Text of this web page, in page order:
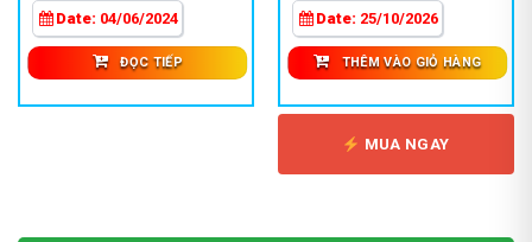
170,000 ₫.
Date: 04/06/2024
ĐỌC TIẾP
Date: 25/10/2026
THÊM VÀO GIỎ HÀNG
MUA NGAY
₫.